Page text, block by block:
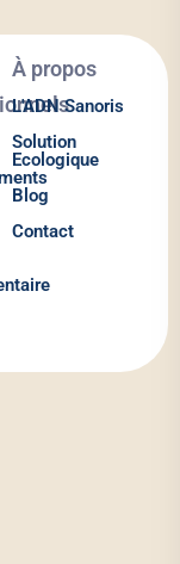
À propos
L'ADN Sanoris
Solution
Ecologique
Blog
Contact